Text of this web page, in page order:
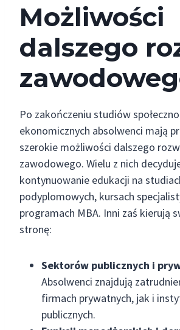
Możliwości
dalszego
Po zakończeniu studiów
ekonomicznych absolwenci mają
szerokie możliwości dalszego
zawodowego. Wielu z nich
kontynuowanie edukacji na
podyplomowych, kursach
programach MBA. Inni zaś kierują
stronę:
Sektorów publicznych i
Absolwenci znajdują
firmach prywatnych, jak i
publicznych.